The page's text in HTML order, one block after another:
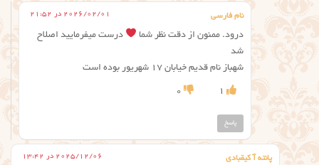
نام فارسی 2026/02/01 در 21:52
درود. ممنون از دقت نظر شما
درست میفرمایید اصلاح
شد
شهباز نام قدیم خیابان ۱۷ شهریور بوده است
1
0
پاسخ
پانته آ کیقبادی 2025/12/06 در 13:42